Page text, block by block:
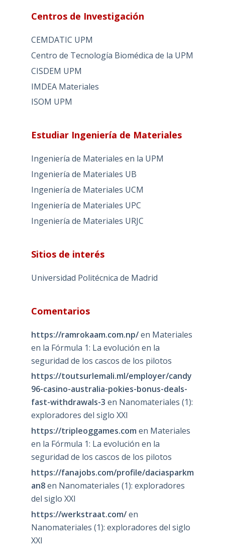
Centros de Investigación
CEMDATIC UPM
Centro de Tecnología Biomédica de la UPM
CISDEM UPM
IMDEA Materiales
ISOM UPM
Estudiar Ingeniería de Materiales
Ingeniería de Materiales en la UPM
Ingeniería de Materiales UB
Ingeniería de Materiales UCM
Ingeniería de Materiales UPC
Ingeniería de Materiales URJC
Sitios de interés
Universidad Politécnica de Madrid
Comentarios
https://ramrokaam.com.np/en Materiales
en la Fórmula 1: La evolución en la
seguridad de los cascos de los pilotos
https://toutsurlemali.ml/employer/candy
96-casino-australia-pokies-bonus-deals-
fast-withdrawals-3 en Nanomateriales (1):
exploradores del siglo XXI
https://tripleoggames.com en Materiales
en la Fórmula 1: La evolución en la
seguridad de los cascos de los pilotos
https://fanajobs.com/profile/daciasparkm
an8en Nanomateriales (1): exploradores
del siglo XXI
https://werkstraat.com/en
Nanomateriales (1): exploradores del siglo
XXI